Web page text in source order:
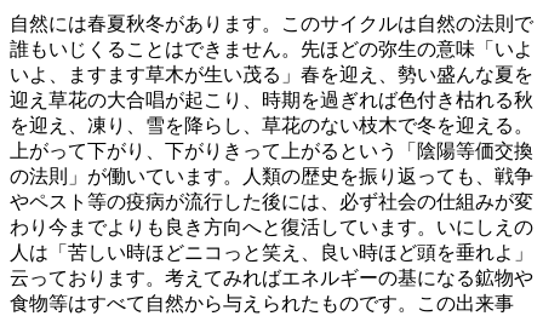
自然には春夏秋冬があります。このサイクルは自然の法則で
誰もいじくることはできません。先ほどの弥生の意味「いよ
いよ、ますます草木が生い茂る」春を迎え、勢い盛んな夏を
迎え草花の大合唱が起こり、時期を過ぎれば色付き枯れる秋
を迎え、凍り、雪を降らし、草花のない枝木で冬を迎える。
上がって下がり、下がりきって上がるという「陰陽等価交換
の法則」が働いています。人類の歴史を振り返っても、戦争
やペスト等の疫病が流行した後には、必ず社会の仕組みが変
わり今までよりも良き方向へと復活しています。いにしえの
人は「苦しい時ほどニコっと笑え、良い時ほど頭を垂れよ」
云っております。考えてみればエネルギーの基になる鉱物や
食物等はすべて自然から与えられたものです。この出来事